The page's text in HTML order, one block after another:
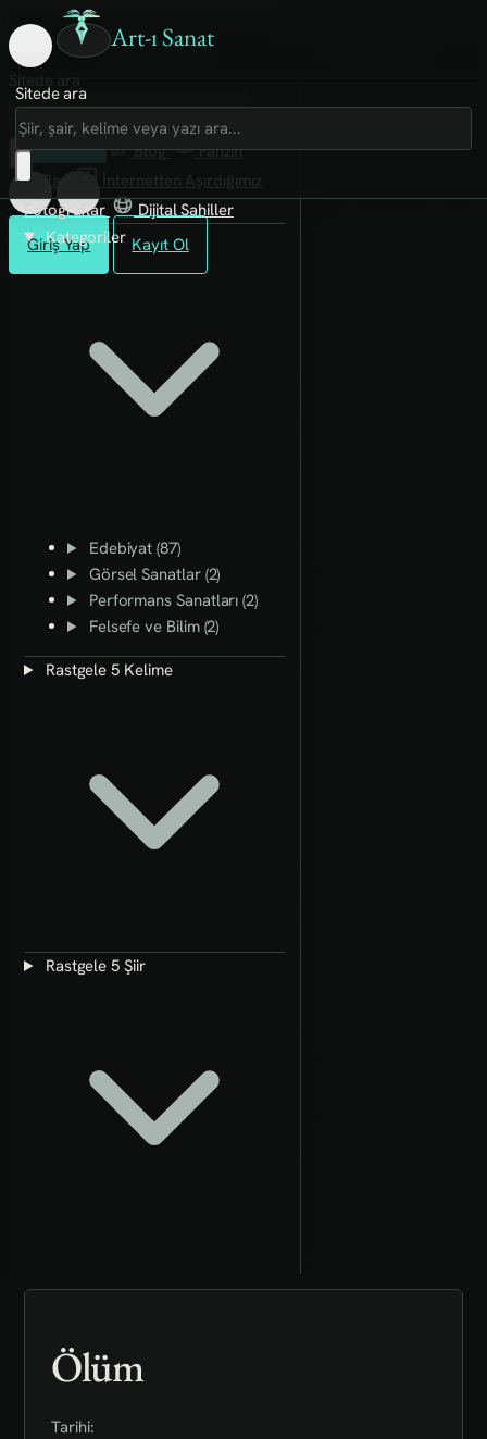
Art-ı Sanat
Giriş Yap Kayıt Ol
Sitede ara
Art-ı Sosyal
İmece
Kütüphane
Blog
Fanzin
Rafları
Fotoğraflar
Dijital Sahiller
Kategoriler
Edebiyat (87)
Görsel Sanatlar (2)
Performans Sanatları (2)
Felsefe ve Bilim (2)
Rastgele 5 Kelime
Rastgele 5 Şiir
Ölüm
Tarihi: